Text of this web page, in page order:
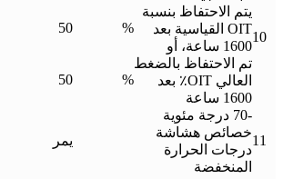
10
يتم الاحتفاظ بنسبة
OIT القياسية بعد
1600 ساعة، أو
%
50
تم الاحتفاظ بالضغط
العالي OIT٪ بعد
1600 ساعة
%
50
11
-70 درجة مئوية
خصائص هشاشة
درجات الحرارة
المنخفضة
يمر